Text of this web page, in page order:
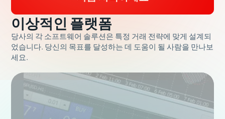
이상적인 플랫폼
당사의 각 소프트웨어 솔루션은 특정 거래 전략에 맞게 설계되
었습니다. 당신의 목표를 달성하는 데 도움이 될 사람을 만나보
세요.